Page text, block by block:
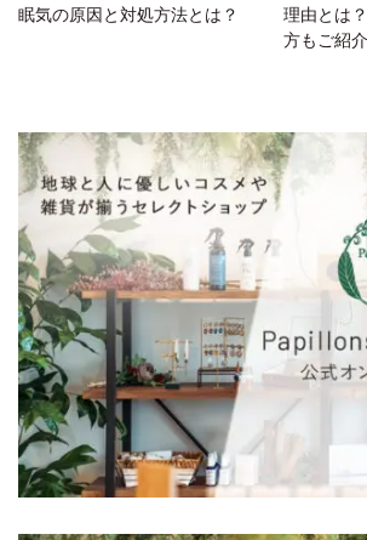
眠気の原因と対処方法とは？
理由とは
方もご紹介